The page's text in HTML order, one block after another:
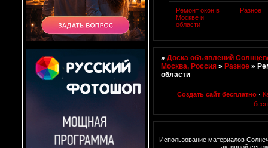
Ремонт окон в
Москве и
области
Разное
»Доска объявлений
Москва, Россия »Разное »
области
Создать сайт бесплатно ·
Использование материалов